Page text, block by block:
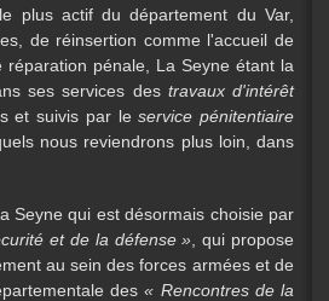
plus actif du département du Var,
de réinsertion comme l'accueil de
pénale, La Seyne étant la
ses services des travaux d'intérêt
et suivis par leservice pénitentiaire
nous reviendrons plus loin, dans
Seyne qui est désormais choisie par
et de la défense » , qui propose
au sein des forces armées et de
des« Rencontres de la